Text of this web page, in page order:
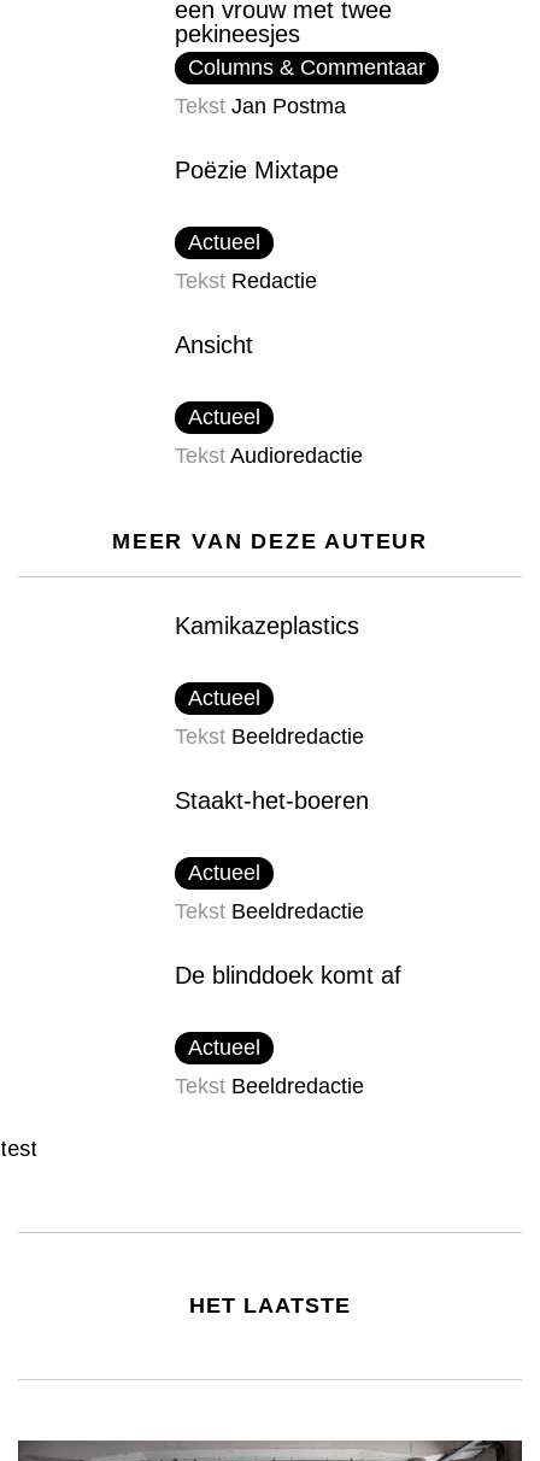
een vrouw met twee
pekineesjes
Columns & Commentaar
Tekst Jan Postma
Poëzie Mixtape
Actueel
Tekst Redactie
Ansicht
Actueel
Tekst Audioredactie
MEER VAN DEZE AUTEUR
Kamikazeplastics
Actueel
Tekst Beeldredactie
Staakt-het-boeren
Actueel
Tekst Beeldredactie
De blinddoek komt af
Actueel
Tekst Beeldredactie
test
HET LAATSTE